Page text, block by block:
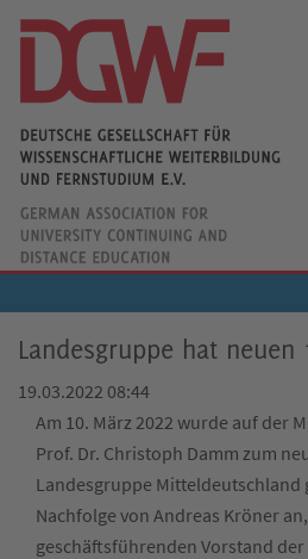
Landesgruppe hat neuen
19.03.2022 08:44
Am 10. März 2022 wurde auf der
Prof. Dr. Christoph Damm zum
Landesgruppe Mitteldeutschland
Nachfolge von Andreas Kröner
geschäftsführenden Vorstand der